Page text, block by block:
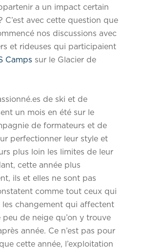
a un impact certain
C’est avec cette question que
nos discussions avec
et rideuses qui participaient
Camps sur le Glacier de
de ski et de
un mois en été sur le
de formateurs et de
perfectionner leur style et
plus loin les limites de leur
cette année plus
ils et elles ne sont pas
comme tout ceux qui
changement qui affectent
peu de neige qu’on y trouve
année. Ce n’est pas pour
cette année, l’exploitation